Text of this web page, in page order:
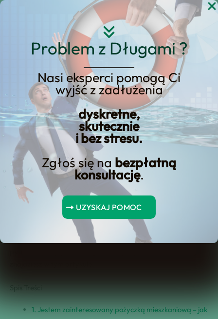
Problem z Długami ?
Nasi eksperci pomogą Ci
wyjść z zadłużenia
dyskretne,
skutecznie
i bez stresu.
Zgłoś się na bezpłatną
konsultację.
UZYSKAJ POMOC
Przejdź
Jak napisać umowę o
pożyczkę pieniędzy?
Artykuł ten‍ ma na celu przedstawić​ kroki niezbędne do
⁤poprawnego zaksięgowania⁣ pożyczki mieszkaniowej. Jak
dowiedzieć się, jakie ‍dokumenty są niezbędne do
zaksięgowania takiej pożyczki? W jaki sposób prawidłowo
wprowadzić ją do księgi? Odpowiedzi na te i wiele innych
1. Jestem zainteresowany ​pożyczką mieszkaniową – jak